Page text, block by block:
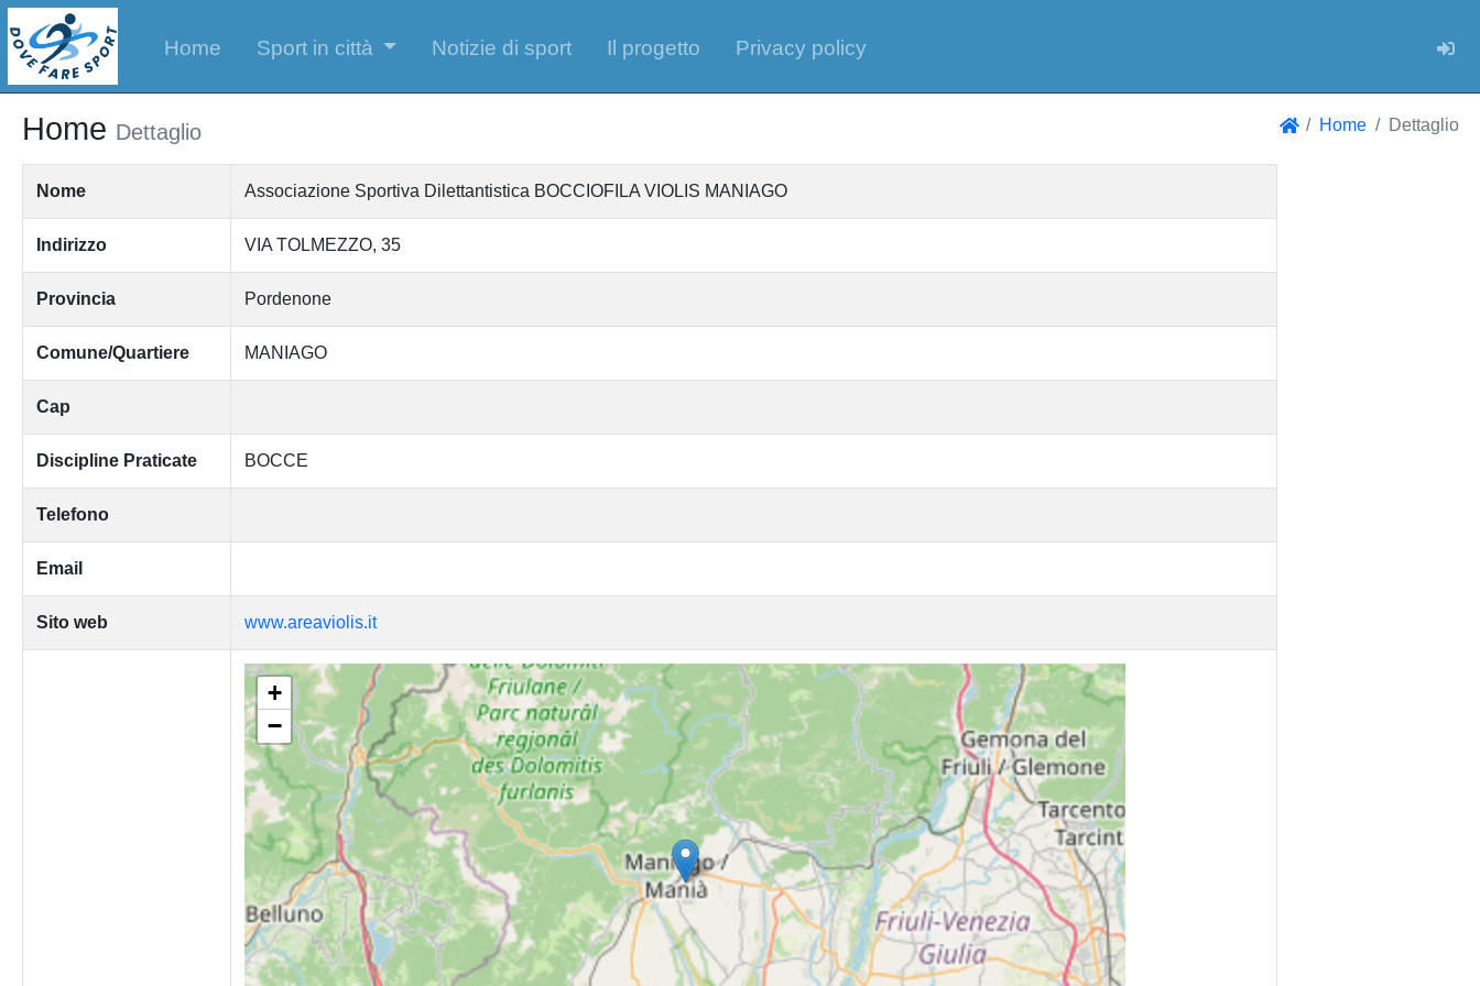
Home Sport in città Notizie di sport Il progetto Privacy policy
Home Dettaglio Home Dettaglio
Nome Associazione Sportiva Dilettantistica BOCCIOFILA VIOLIS MANIAGO
Indirizzo VIA TOLMEZZO, 35
Provincia Pordenone
Comune/Quartiere MANIAGO
Cap
Discipline Praticate BOCCE
Telefono
Email
Sito web www.areaviolis.it
+
−